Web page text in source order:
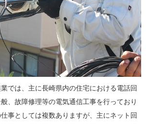
では、主に長崎県内の住宅における電話回
、故障修理等の電気通信工事を行っており
事としては複数ありますが、主にネット回